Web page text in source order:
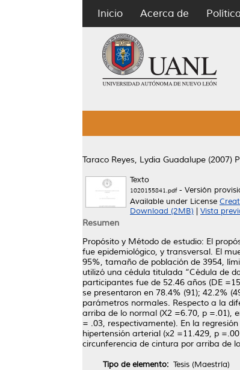
Inicio Acerca de
Taraco Reyes, Lydia Guadalupe (2007)
Texto
1020155841.pdf- Versión
Available under License
Download (2MB)
Vista
Resumen
Propósito y Método de estudio: El
fue epidemiológico, y transversal. El
95%, tamaño de población de 3954,
utilizó una cédula titulada “Cédula de
participantes fue de 52.46 años (DE
se presentaron en 78.4% (91); 42.2%
parámetros normales. Respecto a la
arriba de lo normal (X2 =6.70, p =.01),
= .03, respectivamente). En la
hipertensión arterial (x2 =11.429, p
circunferencia de cintura por arriba de
Tipo de elemento: Tesis (Maestría)